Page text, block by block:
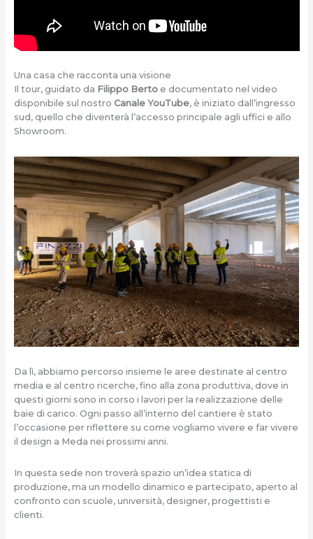
Una casa che racconta una visione
Il tour, guidato da Filippo Berto e documentato nel video
disponibile sul nostro Canale YouTube, è iniziato dall’ingresso
sud, quello che diventerà l’accesso principale agli uffici e allo
Showroom.
Da lì, abbiamo percorso insieme le aree destinate al centro
media e al centro ricerche, fino alla zona produttiva, dove in
questi giorni sono in corso i lavori per la realizzazione delle
baie di carico. Ogni passo all’interno del cantiere è stato
l’occasione per riflettere su come vogliamo vivere e far vivere
il design a Meda nei prossimi anni.
In questa sede non troverà spazio un’idea statica di
produzione, ma un modello dinamico e partecipato, aperto al
confronto con scuole, università, designer, progettisti e
clienti.